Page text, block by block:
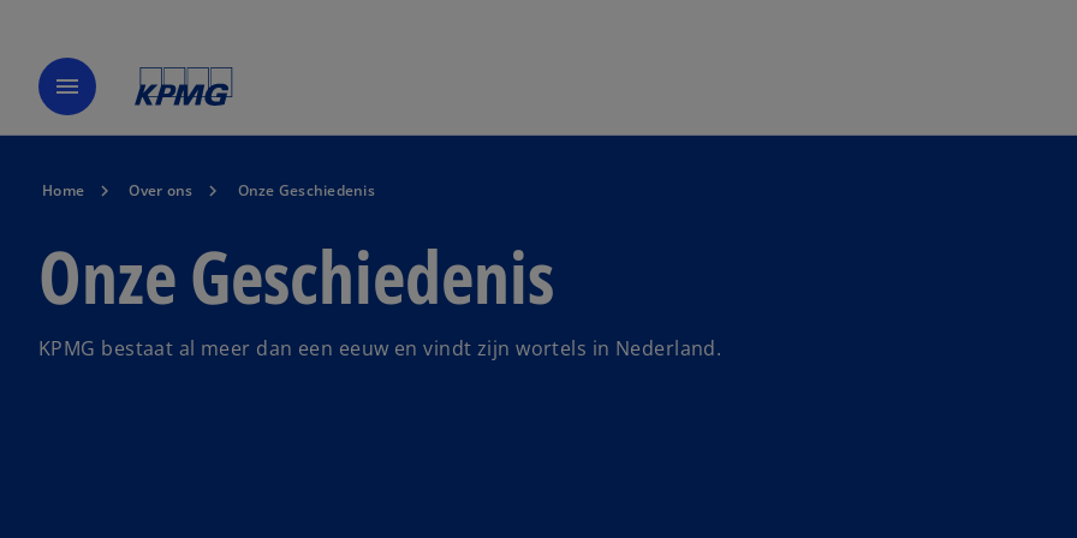
menu
Home Over ons Onze Geschiedenis
Onze Geschiedenis
KPMG bestaat al meer dan een eeuw en vindt zijn wortels in Nederland.